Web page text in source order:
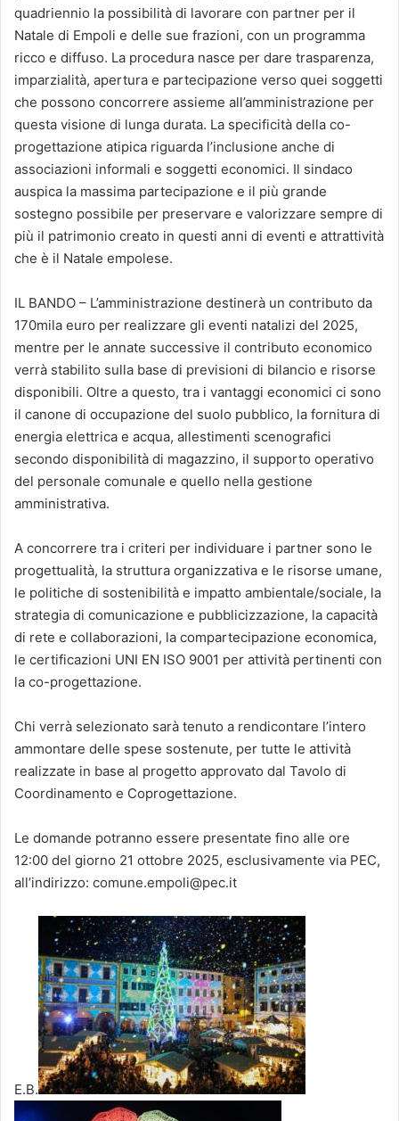
quadriennio la possibilità di lavorare con partner per il
Natale di Empoli e delle sue frazioni, con un programma
ricco e diffuso. La procedura nasce per dare trasparenza,
imparzialità, apertura e partecipazione verso quei soggetti
che possono concorrere assieme all’amministrazione per
questa visione di lunga durata. La specificità della co-
progettazione atipica riguarda l’inclusione anche di
associazioni informali e soggetti economici. Il sindaco
auspica la massima partecipazione e il più grande
sostegno possibile per preservare e valorizzare sempre di
più il patrimonio creato in questi anni di eventi e attrattività
che è il Natale empolese.
IL BANDO – L’amministrazione destinerà un contributo da
170mila euro per realizzare gli eventi natalizi del 2025,
mentre per le annate successive il contributo economico
verrà stabilito sulla base di previsioni di bilancio e risorse
disponibili. Oltre a questo, tra i vantaggi economici ci sono
il canone di occupazione del suolo pubblico, la fornitura di
energia elettrica e acqua, allestimenti scenografici
secondo disponibilità di magazzino, il supporto operativo
del personale comunale e quello nella gestione
amministrativa.
A concorrere tra i criteri per individuare i partner sono le
progettualità, la struttura organizzativa e le risorse umane,
le politiche di sostenibilità e impatto ambientale/sociale, la
strategia di comunicazione e pubblicizzazione, la capacità
di rete e collaborazioni, la compartecipazione economica,
le certificazioni UNI EN ISO 9001 per attività pertinenti con
la co-progettazione.
Chi verrà selezionato sarà tenuto a rendicontare l’intero
ammontare delle spese sostenute, per tutte le attività
realizzate in base al progetto approvato dal Tavolo di
Coordinamento e Coprogettazione.
Le domande potranno essere presentate fino alle ore
12:00 del giorno 21 ottobre 2025, esclusivamente via PEC,
all’indirizzo: comune.empoli@pec.it
E.B.